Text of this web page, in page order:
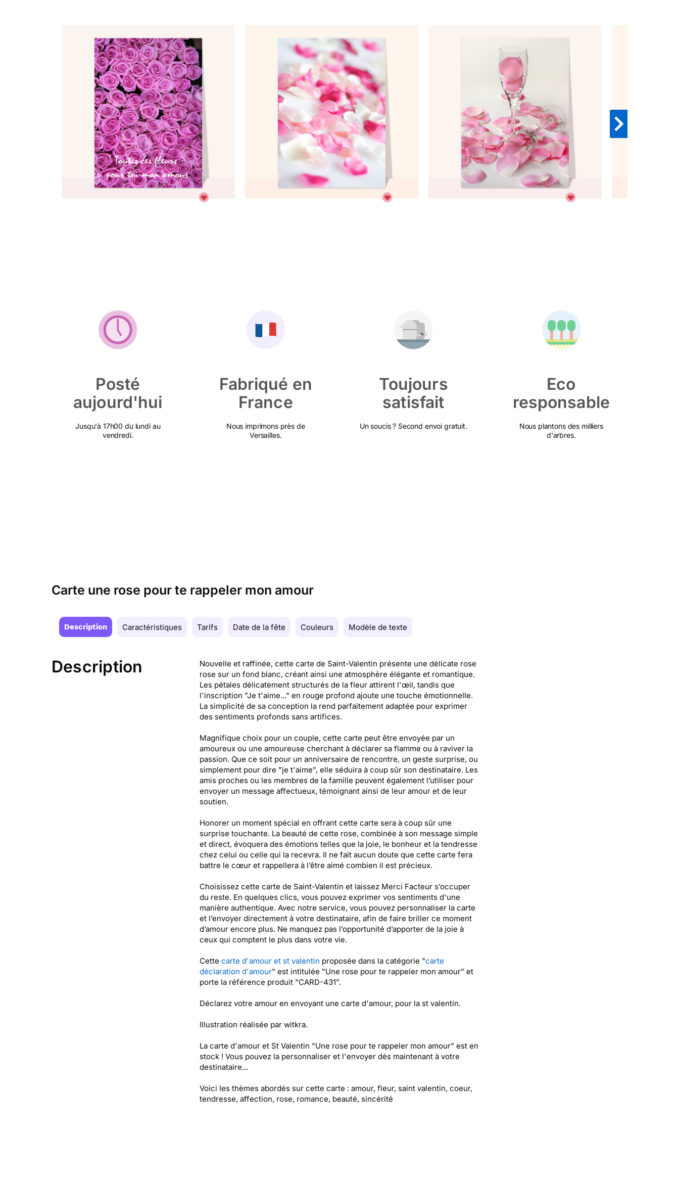
Posté
aujourd'hui
Jusqu'à 17h00 du lundi au
vendredi.
Fabriqué en
France
Nous imprimons près de
Versailles.
Toujours
satisfait
Un soucis ? Second envoi gratuit.
Eco
responsable
Nous plantons des milliers
d'arbres.
Carte une rose pour te rappeler mon amour
Description Caractéristiques Tarifs Date de la fête Couleurs Modèle de texte
Description
Nouvelle et raffinée, cette carte de Saint-Valentin présente une délicate rose
rose sur un fond blanc, créant ainsi une atmosphère élégante et romantique.
Les pétales délicatement structurés de la fleur attirent l'œil, tandis que
l'inscription "Je t'aime..." en rouge profond ajoute une touche émotionnelle.
La simplicité de sa conception la rend parfaitement adaptée pour exprimer
des sentiments profonds sans artifices.
Magnifique choix pour un couple, cette carte peut être envoyée par un
amoureux ou une amoureuse cherchant à déclarer sa flamme ou à raviver la
passion. Que ce soit pour un anniversaire de rencontre, un geste surprise, ou
simplement pour dire "je t'aime", elle séduira à coup sûr son destinataire. Les
amis proches ou les membres de la famille peuvent également l’utiliser pour
envoyer un message affectueux, témoignant ainsi de leur amour et de leur
soutien.
Honorer un moment spécial en offrant cette carte sera à coup sûr une
surprise touchante. La beauté de cette rose, combinée à son message simple
et direct, évoquera des émotions telles que la joie, le bonheur et la tendresse
chez celui ou celle qui la recevra. Il ne fait aucun doute que cette carte fera
battre le cœur et rappellera à l’être aimé combien il est précieux.
Choisissez cette carte de Saint-Valentin et laissez Merci Facteur s’occuper
du reste. En quelques clics, vous pouvez exprimer vos sentiments d'une
manière authentique. Avec notre service, vous pouvez personnaliser la carte
et l’envoyer directement à votre destinataire, afin de faire briller ce moment
d’amour encore plus. Ne manquez pas l’opportunité d’apporter de la joie à
ceux qui comptent le plus dans votre vie.
Cette carte d'amour et st valentin proposée dans la catégorie "carte
déclaration d'amour" est intitulée "Une rose pour te rappeler mon amour" et
porte la référence produit "CARD-431".
Déclarez votre amour en envoyant une carte d'amour, pour la st valentin.
Illustration réalisée par witkra.
La carte d'amour et St Valentin "Une rose pour te rappeler mon amour" est en
stock ! Vous pouvez la personnaliser et l'envoyer dès maintenant à votre
destinataire...
Voici les thèmes abordés sur cette carte : amour, fleur, saint valentin, coeur,
tendresse, affection, rose, romance, beauté, sincérité